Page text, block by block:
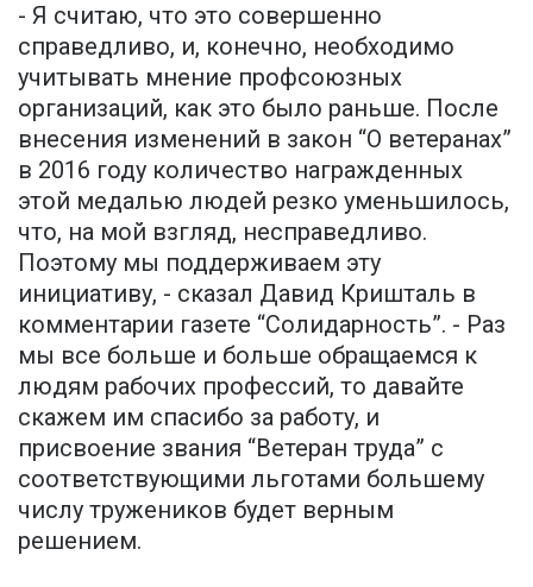
- Я считаю, что это совершенно
справедливо, и, конечно, необходимо
учитывать мнение профсоюзных
организаций, как это было раньше. После
внесения изменений в закон “О ветеранах”
в 2016 году количество награжденных
этой медалью людей резко уменьшилось,
что, на мой взгляд, несправедливо.
Поэтому мы поддерживаем эту
инициативу, - сказал Давид Кришталь в
комментарии газете “Солидарность”. - Раз
мы все больше и больше обращаемся к
людям рабочих профессий, то давайте
скажем им спасибо за работу, и
присвоение звания “Ветеран труда” с
соответствующими льготами большему
числу тружеников будет верным
решением.